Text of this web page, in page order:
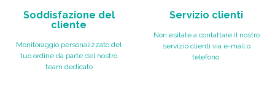
Soddisfazione del
cliente
Monitoraggio personalizzato del
tuo ordine da parte del nostro
team dedicato
Servizio clienti
Non esitate a contattare il nostro
servizio clienti via e-mail o
telefono.